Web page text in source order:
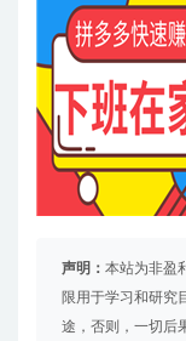
声明： 本站为非盈
限用于学习和研究
途，否则，一切后